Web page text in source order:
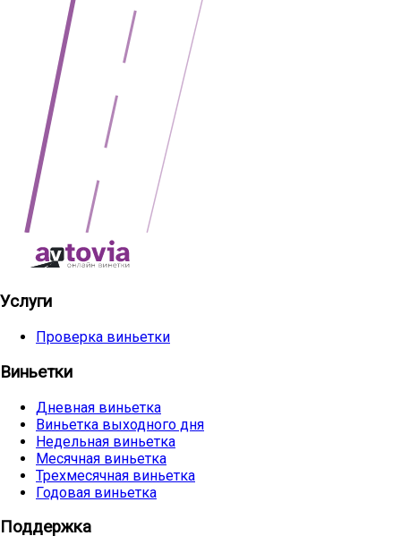
Услуги
Проверка виньетки
Виньетки
Дневная виньетка
Виньетка выходного дня
Недельная виньетка
Месячная виньетка
Трехмесячная виньетка
Годовая виньетка
Поддержка